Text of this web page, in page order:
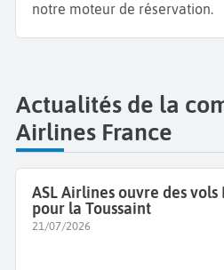
notre moteur de réservation.
Actualités de la
Airlines France
ASL Airlines ouvre des
pour la Toussaint
21/07/2026